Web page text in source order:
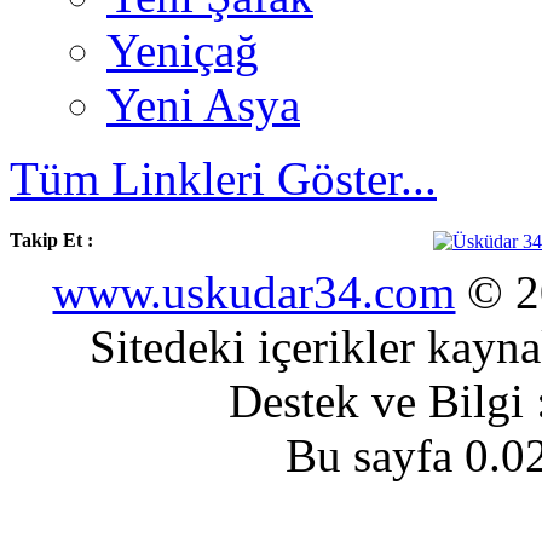
Yeniçağ
Yeni Asya
Tüm Linkleri Göster...
Takip Et :
www.uskudar34.com ©
Sitedeki içerikler
Destek ve
Bu sayfa